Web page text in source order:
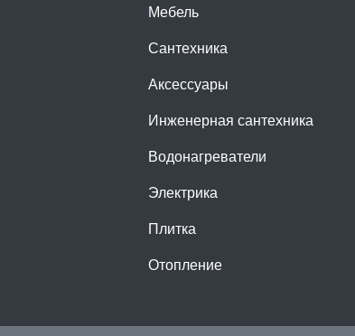
Мебель
Сантехника
Аксессуары
Инженерная сантехника
Водонагреватели
Электрика
Плитка
Отопление